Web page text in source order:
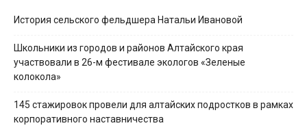
История сельского фельдшера Натальи Ивановой
Школьники из городов и районов Алтайского края
участвовали в 26-м фестивале экологов «Зеленые
колокола»
145 стажировок провели для алтайских подростков в рамках
корпоративного наставничества